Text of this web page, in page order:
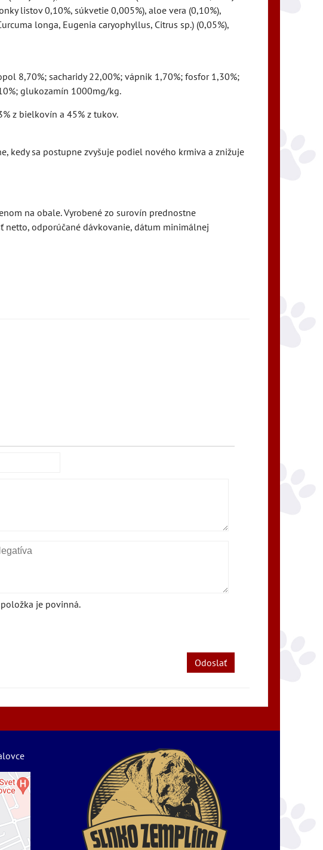
listov 0,10%, súkvetie 0,005%), aloe vera (0,10%),
longa, Eugenia caryophyllus, Citrus sp.) (0,05%),
8,70%; sacharidy 22,00%; vápnik 1,70%; fosfor 1,30%;
glukozamín 1000mg/kg.
z bielkovín a 45% z tukov.
kedy sa postupne zvyšuje podiel nového krmiva a znižuje
na obale. Vyrobené zo surovín prednostne
netto, odporúčané dávkovanie, dátum minimálnej
je povinná.
Odoslať